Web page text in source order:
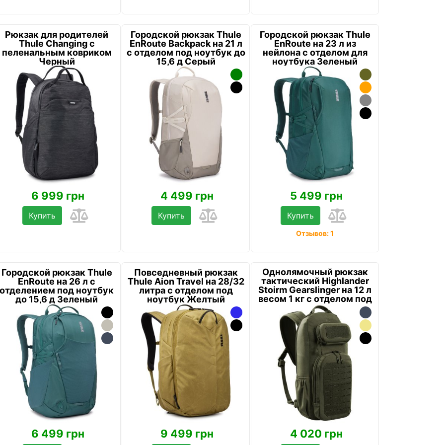
Рюкзак для родителей
Thule Changing с
пеленальным ковриком
Черный
6 999 грн
Купить
Городской рюкзак Thule
EnRoute Backpack на 21 л
с отделом под ноутбук до
15,6 д Серый
4 499 грн
Купить
Городской рюкзак Thule
EnRoute на 23 л из
нейлона с отделом для
ноутбука Зеленый
5 499 грн
Купить
Отзывов: 1
Городской рюкзак Thule
EnRoute на 26 л с
отделением под ноутбук
до 15,6 д Зеленый
6 499 грн
Повседневный рюкзак
Thule Aion Travel на 28/32
литра с отделом под
ноутбук Желтый
9 499 грн
Однолямочный рюкзак
тактический Highlander
Stoirm Gearslinger на 12 л
весом 1 кг с отделом под
ноутб...
4 020 грн